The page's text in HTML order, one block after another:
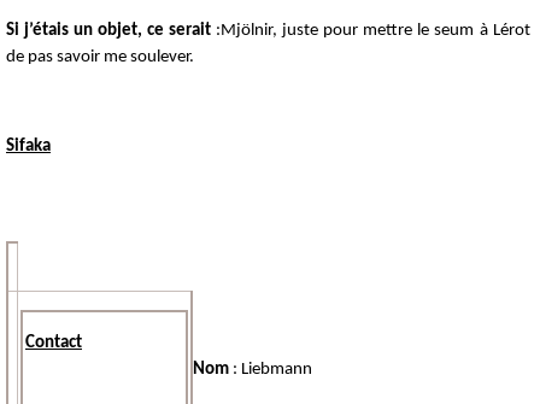
Si j’étais un objet, ce serait :Mjölnir, juste pour mettre le seum à Lérot
de pas savoir me soulever.
Sifaka
Contact
Nom : Liebmann